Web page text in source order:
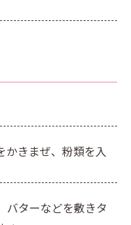
かきまぜ、粉類を入
バターなどを敷きタ